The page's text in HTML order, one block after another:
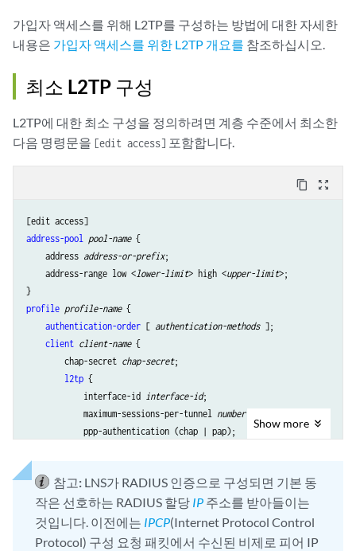
가입자 액세스를 위해 L2TP를 구성하는 방법에 대한 자세한
내용은 가입자 액세스를 위한 L2TP 개요를 참조하십시오.
최소 L2TP 구성
L2TP에 대한 최소 구성을 정의하려면 계층 수준에서 최소한
다음 명령문을 [edit access] 포함합니다.
content_copy zoom_out_map
address-pool pool-name {
    address
address-or-prefix;
    address-range low <
lower-limit> high <upper-limit>;
profile profile-name {
authentication-order [ authentication-methods ];
client client-name {
        chap-secret
chap-secret;
l2tp {
            interface-id
interface-id;
            maximum-sessions-per-tunnel
number;
            ppp-authentication (chap | pap);
        }
        pap-password
pap-password ;
ppp {
            framed-ip-address
ip-address;
            framed-pool
framed-pool;
Show more
참고: LNS가 RADIUS 인증으로 구성되면 기본 동
작은 선호하는 RADIUS 할당 IP 주소를 받아들이는
것입니다. 이전에는 IPCP(Internet Protocol Control
Protocol) 구성 요청 패킷에서 수신된 비제로 피어 IP